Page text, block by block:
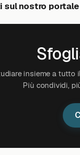
sul nostro portale
insieme a tutto
Più condividi,